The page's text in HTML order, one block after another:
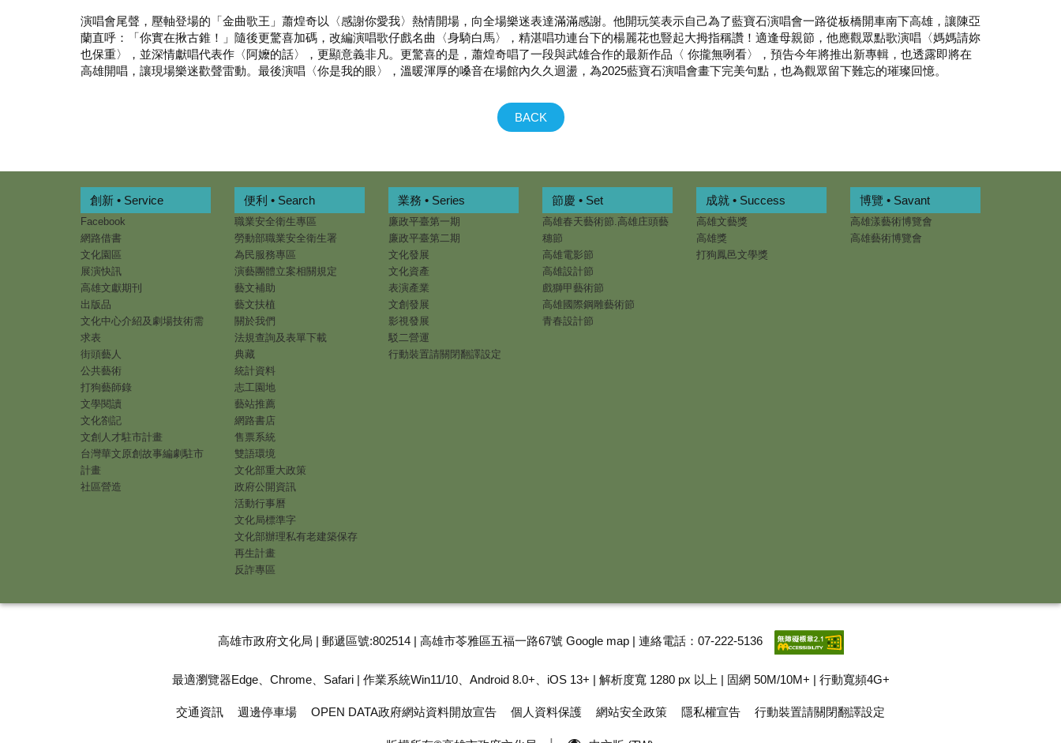
演唱會尾聲，壓軸登場的「金曲歌王」蕭煌奇以〈感謝你愛我〉熱情開場，向全場樂迷表達滿滿感謝。他開玩笑表示自己為了藍寶石演唱會一路從板橋開車南下高雄，讓陳亞
蘭直呼：「你實在揪古錐！」隨後更驚喜加碼，改編演唱歌仔戲名曲〈身騎白馬〉，精湛唱功連台下的楊麗花也豎起大拇指稱讚！適逢母親節，他應觀眾點歌演唱〈媽媽請妳
也保重〉，並深情獻唱代表作〈阿嬤的話〉，更顯意義非凡。更驚喜的是，蕭煌奇唱了一段與武雄合作的最新作品〈 你攏無咧看〉，預告今年將推出新專輯，也透露即將在
高雄開唱，讓現場樂迷歡聲雷動。最後演唱〈你是我的眼〉，溫暖渾厚的嗓音在場館內久久迴盪，為2025藍寶石演唱會畫下完美句點，也為觀眾留下難忘的璀璨回憶。
BACK
創新 • Service
Facebook
網路借書
文化園區
展演快訊
高雄文獻期刊
出版品
文化中心介紹及劇場技術需
求表
街頭藝人
公共藝術
打狗藝師錄
文學閱讀
文化劄記
文創人才駐市計畫
台灣華文原創故事編劇駐市
計畫
社區營造
便利 • Search
職業安全衛生專區
勞動部職業安全衛生署
為民服務專區
演藝團體立案相關規定
藝文補助
藝文扶植
關於我們
法規查詢及表單下載
典藏
統計資料
志工園地
藝站推薦
網路書店
售票系統
雙語環境
文化部重大政策
政府公開資訊
活動行事曆
文化局標準字
文化部辦理私有老建築保存
再生計畫
反詐專區
業務 • Series
廉政平臺第一期
廉政平臺第二期
文化發展
文化資產
表演產業
文創發展
影視發展
駁二營運
行動裝置請關閉翻譯設定
節慶 • Set
高雄春天藝術節.高雄庄頭藝
穗節
高雄電影節
高雄設計節
戲獅甲藝術節
高雄國際鋼雕藝術節
青春設計節
成就 • Success
高雄文藝獎
高雄獎
打狗鳳邑文學獎
博覽 • Savant
高雄漾藝術博覽會
高雄藝術博覽會
高雄市政府文化局 | 郵遞區號:802514 | 高雄市苓雅區五福一路67號 Google map| 連絡電話：07-222-5136
最適瀏覽器Edge、Chrome、Safari | 作業系統Win11/10、Android 8.0+、iOS 13+ | 解析度寬 1280 px 以上 | 固網 50M/10M+ | 行動寬頻4G+
交通資訊 週邊停車場 OPEN DATA政府網站資料開放宣告 個人資料保護 網站安全政策 隱私權宣告 行動裝置請關閉翻譯設定